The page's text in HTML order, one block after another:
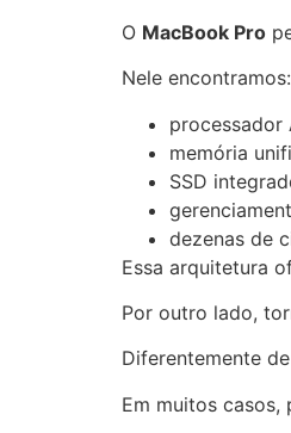
O MacBook Pro
Nele encontramos:
processador
memória
SSD
dezenas de
Essa arquitetura
Por outro lado,
Diferentemente
Em muitos